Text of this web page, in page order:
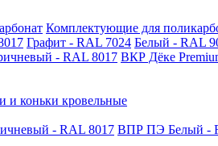
Комплектующие для
Графит - RAL 7024 Белый - RAL
- RAL 8017 ВКР Дёке
и коньки кровельные
- RAL 8017 ВПР ПЭ Белый -